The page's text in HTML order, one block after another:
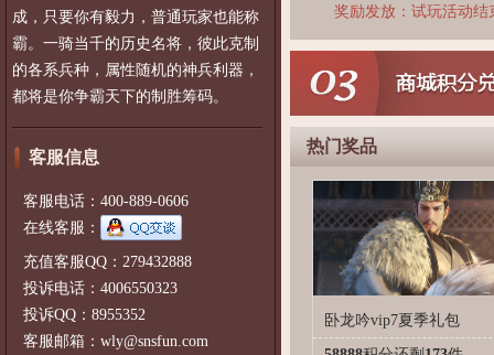
成，只要你有毅力，普通玩家也能称
霸。一骑当千的历史名将，彼此克制
的各系兵种，属性随机的神兵利器，
都将是你争霸天下的制胜筹码。
客服信息
客服电话：400-889-0606
在线客服：
充值客服QQ：279432888
投诉电话：4006550323
投诉QQ：8955352
客服邮箱：wly@snsfun.com
奖励发放：试玩活动
热门奖品
卧龙吟vip7夏季礼包